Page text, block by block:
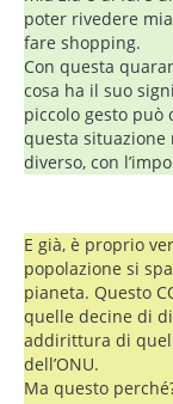
poter rivedere
fare shopping.
Con questa
cosa ha il suo
piccolo gesto
questa
diverso, con
E già, è proprio
popolazione si
pianeta. Questo
quelle decine di
addirittura di
dell’ONU.
Ma questo